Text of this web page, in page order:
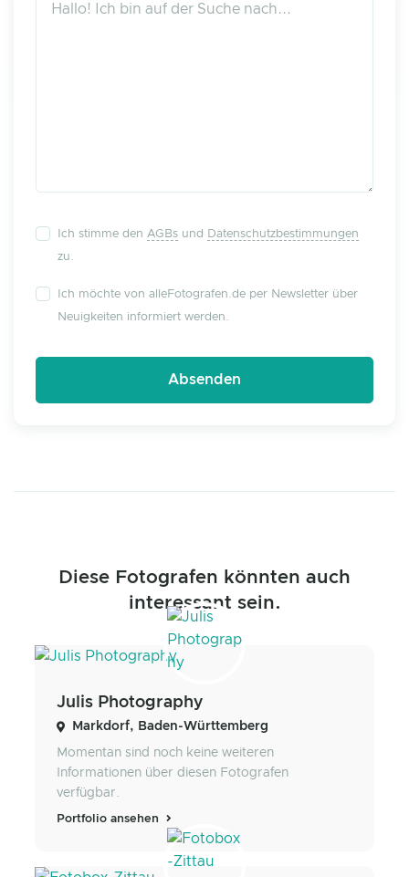
Ich stimme den AGBs und
Datenschutzbestimmungen
zu.
Ich möchte von alleFotografen.de per Newsletter über
Neuigkeiten informiert werden.
Diese Fotografen könnten auch
interessant sein.
Julis Photography
Markdorf, Baden-Württemberg
Momentan sind noch keine weiteren
Informationen über diesen Fotografen
verfügbar.
Portfolio ansehen